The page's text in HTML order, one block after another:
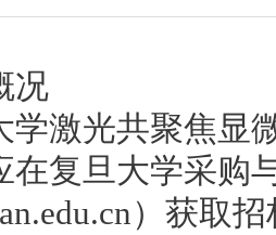
况
学激光共聚焦显
在复旦大学采购
）获取